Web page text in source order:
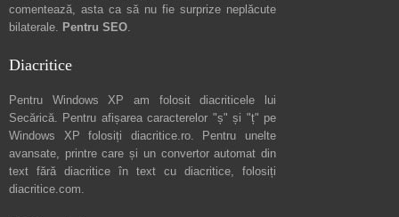
comentează, asta ca să nu fie surprize neplăcute
bilaterale. Pentru SEO.
Diacritice
Pentru Windows XP am folosit diacriticele lui
Secărică. Pentru afișarea caracterelor "ș" și "ț" pe
Windows XP folosiți diacritice.ro. Pentru unelte
avansate, printre care și un convertor automat din
text fără diacritice în text cu diacritice, folosiți
diacritice.com.